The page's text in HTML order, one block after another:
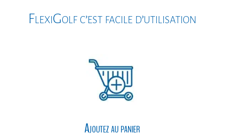
k
e
r
FlexiGolf c’est facile d’utilisation
Ajoutez au panier